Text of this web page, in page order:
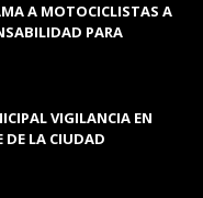
A MOTOCICLISTAS A
PARA
VIGILANCIA EN
DE LA CIUDAD